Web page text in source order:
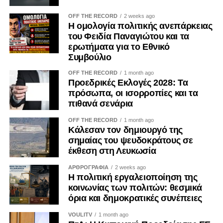
συμφέροντα. Ο ΟΟΣΑ έχει επισημάνει ότι η αδιαφανής
άσκηση επιρροής περιορίζει την ακεραιότητα των θεσμών
και υπονομεύει την εμπιστοσύνη των πολιτών.
Η ψηφιακή επικοινωνία διευρύνει περαιτέρω το πεδίο της
αποσπάσματα και χορηγούμενες αναρτήσεις μπορούν να
αναπαράγουν για μεγάλο χρονικό διάστημα μια
περιορισμένη δράση, δημιουργώντας την εντύπωση
αποδοχής. Ο Κανονισμός (ΕΕ) 2024/900 για τη διαφάνεια
και τη στόχευση της πολιτικής διαφήμισης, ο οποίος
εφαρμόζεται κατά το μεγαλύτερο μέρος του από τις 10
του πολιτικού διαφημιστικού περιεχομένου και
γνωστοποίησης του χρηματοδότη. Μολονότι κάθε
ανάρτηση κοινωνικού φορέα δεν συνιστά πολιτική
OFF THE RECORD 2 weeks ago
Η ομολογία πολιτικής ανεπάρκειας
του Φειδία Παναγιώτου και τα
ερωτήματα για το Εθνικό
Συμβούλιο
OFF THE RECORD 1 month ago
Προεδρικές Εκλογές 2028: Τα
πρόσωπα, οι ισορροπίες και τα
πιθανά σενάρια
OFF THE RECORD 1 month ago
Κάλεσαν τον δημιουργό της
σημαίας του ψευδοκράτους σε
έκθεση στη Λευκωσία
ΑΡΘΡΟΓΡΑΦΙΑ 2 weeks ago
Η πολιτική εργαλειοποίηση της
κοινωνίας των πολιτών: θεσμικά
όρια και δημοκρατικές συνέπειες
VOULITV 1 month ago